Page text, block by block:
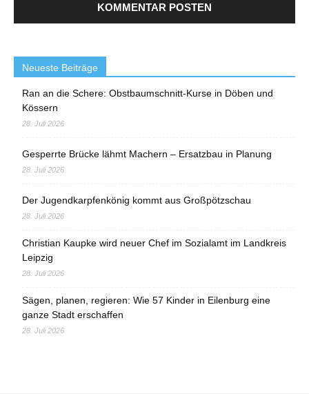
Neueste Beiträge
Ran an die Schere: Obstbaumschnitt-Kurse in Döben und
Kössern
28. Juli 2026
Gesperrte Brücke lähmt Machern – Ersatzbau in Planung
28. Juli 2026
Der Jugendkarpfenkönig kommt aus Großpötzschau
28. Juli 2026
Christian Kaupke wird neuer Chef im Sozialamt im Landkreis
Leipzig
28. Juli 2026
Sägen, planen, regieren: Wie 57 Kinder in Eilenburg eine
ganze Stadt erschaffen
28. Juli 2026